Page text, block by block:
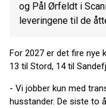
og Pål Ørfeldt i
leveringene til de
For 2027 er det fire nye
13 til Stord, 14 til
- Vi jobber kun med
husstander. De siste to